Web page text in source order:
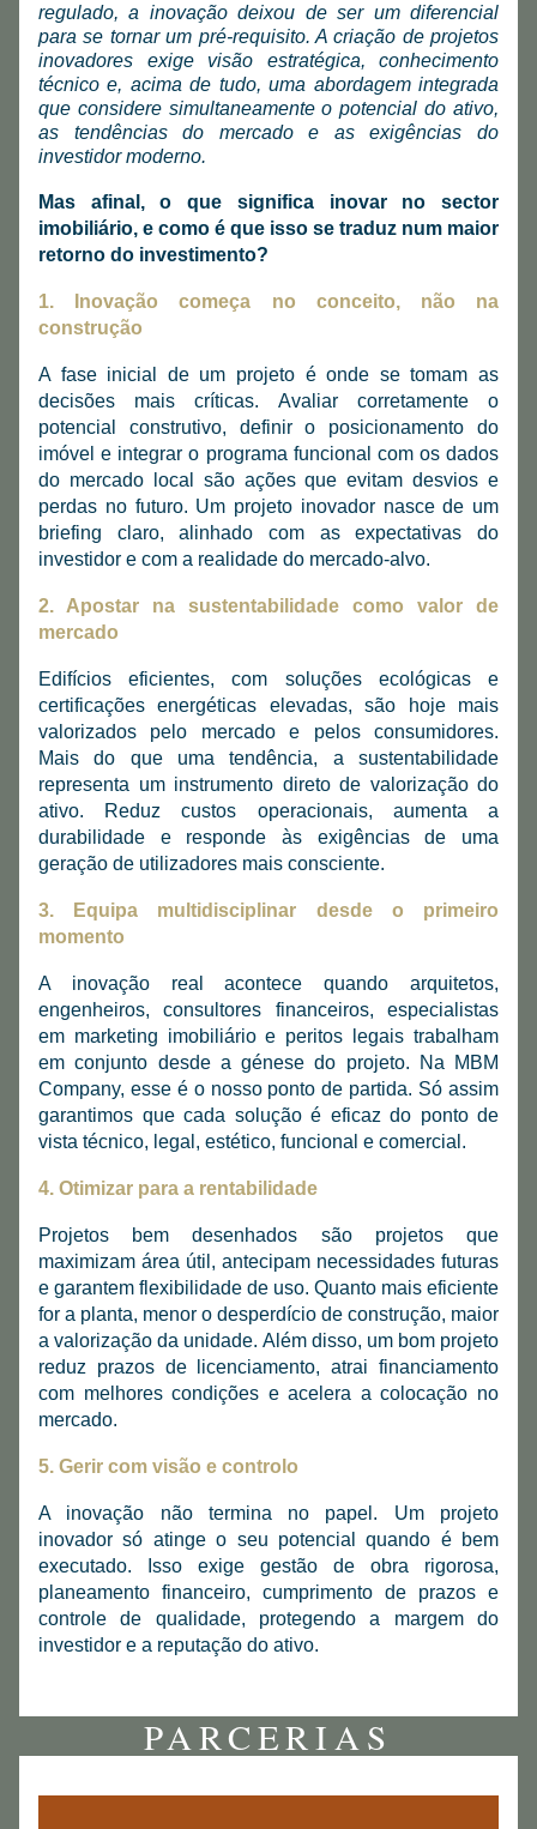
regulado, a inovação deixou de ser um diferencial
para se tornar um pré-requisito. A criação de projetos
inovadores exige visão estratégica, conhecimento
técnico e, acima de tudo, uma abordagem integrada
que considere simultaneamente o potencial do ativo,
as tendências do mercado e as exigências do
investidor moderno.
Mas afinal, o que significa inovar no sector
imobiliário, e como é que isso se traduz num maior
retorno do investimento?
1. Inovação começa no conceito, não na
construção
A fase inicial de um projeto é onde se tomam as
decisões mais críticas. Avaliar corretamente o
potencial construtivo, definir o posicionamento do
imóvel e integrar o programa funcional com os dados
do mercado local são ações que evitam desvios e
perdas no futuro. Um projeto inovador nasce de um
briefing claro, alinhado com as expectativas do
investidor e com a realidade do mercado-alvo.
2. Apostar na sustentabilidade como valor de
mercado
Edifícios eficientes, com soluções ecológicas e
certificações energéticas elevadas, são hoje mais
valorizados pelo mercado e pelos consumidores.
Mais do que uma tendência, a sustentabilidade
representa um instrumento direto de valorização do
ativo. Reduz custos operacionais, aumenta a
durabilidade e responde às exigências de uma
geração de utilizadores mais consciente.
3. Equipa multidisciplinar desde o primeiro
momento
A inovação real acontece quando arquitetos,
engenheiros, consultores financeiros, especialistas
em marketing imobiliário e peritos legais trabalham
em conjunto desde a génese do projeto. Na MBM
Company, esse é o nosso ponto de partida. Só assim
garantimos que cada solução é eficaz do ponto de
vista técnico, legal, estético, funcional e comercial.
4. Otimizar para a rentabilidade
Projetos bem desenhados são projetos que
maximizam área útil, antecipam necessidades futuras
e garantem flexibilidade de uso. Quanto mais eficiente
for a planta, menor o desperdício de construção, maior
a valorização da unidade. Além disso, um bom projeto
reduz prazos de licenciamento, atrai financiamento
com melhores condições e acelera a colocação no
mercado.
5. Gerir com visão e controlo
A inovação não termina no papel. Um projeto
inovador só atinge o seu potencial quando é bem
executado. Isso exige gestão de obra rigorosa,
planeamento financeiro, cumprimento de prazos e
controle de qualidade, protegendo a margem do
investidor e a reputação do ativo.
PARCERIAS